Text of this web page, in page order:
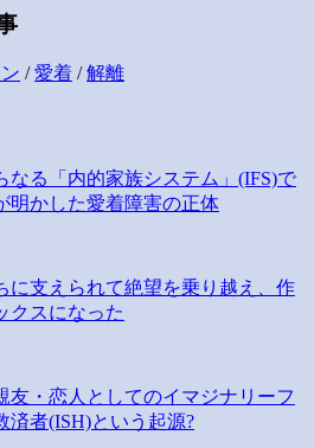
/愛着 /解離
なる「内的家族システム」(IFS)で
かした愛着障害の正体
に支えられて絶望を乗り越え、作
クスになった
友・恋人としてのイマジナリーフ
者(ISH)という起源?